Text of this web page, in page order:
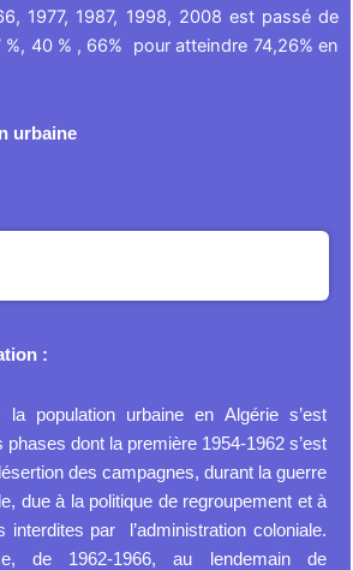
1977, 1987, 1998, 2008 est passé de
40 % , 66% pour atteindre 74,26% en
urbaine
:
la population urbaine en Algérie s’est
dont la première 1954-1962 s’est
des campagnes, durant la guerre
due à la politique de regroupement et à
interdites par l’administration coloniale.
de 1962-1966, au lendemain de